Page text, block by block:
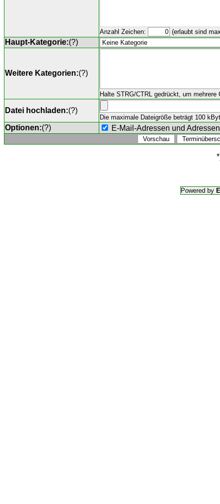
Anzahl Zeichen: (erlaubt sind
Haupt-Kategorie:(?)
Weitere Kategorien:(?)
Halte STRG/CTRL gedrückt, um mehrere
Datei hochladen:(?)
Die maximale Dateigröße beträgt 100
Optionen:(?) E-Mail-Adressen und
Powered by